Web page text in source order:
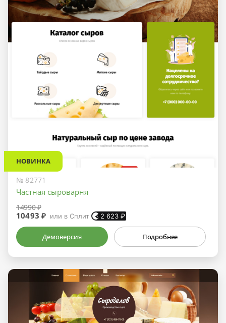
НОВИНКА
№ 82771
Частная сыроварня
14990 ₽
10493 ₽ или в Сплит 2 623 ₽
Демоверсия Подробнее